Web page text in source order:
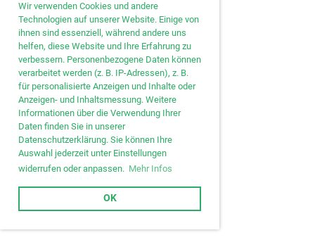
Wir verwenden Cookies und andere
Technologien auf unserer Website. Einige von
ihnen sind essenziell, während andere uns
helfen, diese Website und Ihre Erfahrung zu
verbessern. Personenbezogene Daten können
verarbeitet werden (z. B. IP-Adressen), z. B.
für personalisierte Anzeigen und Inhalte oder
Anzeigen- und Inhaltsmessung. Weitere
Informationen über die Verwendung Ihrer
Daten finden Sie in unserer
Datenschutzerklärung. Sie können Ihre
Auswahl jederzeit unter Einstellungen
widerrufen oder anpassen. Mehr Infos
OK